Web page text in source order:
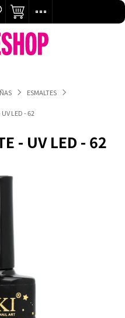
ESMALTES
UV LED - 62
- UV LED - 62